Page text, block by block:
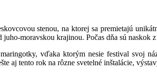
stenou, na ktorej sa premietajú
juho-moravskou krajinou. Počas dňa sú
vďaka ktorým nesie festival svoj
aj tento rok na rôzne svetelné inštalácie,